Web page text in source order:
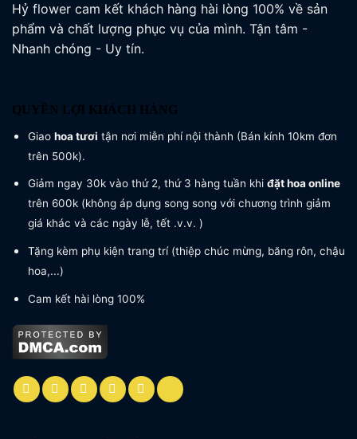
Hỷ flower cam kết khách hàng hài lòng 100% về sản
phẩm và chất lượng phục vụ của mình. Tận tâm -
Nhanh chóng - Uy tín.
QUYỀN LỢI KHÁCH HÀNG
Giao hoa tươi tận nơi miễn phí nội thành (Bán kính 10km đơn
trên 500k).
Giảm ngay 30k vào thứ 2, thứ 3 hàng tuần khi đặt hoa online
trên 600k (không áp dụng song song với chương trình giảm
giá khác và các ngày lễ, tết .v.v. )
Tặng kèm phụ kiện trang trí (thiệp chúc mừng, băng rôn, chậu
hoa,...)
Cam kết hài lòng 100%